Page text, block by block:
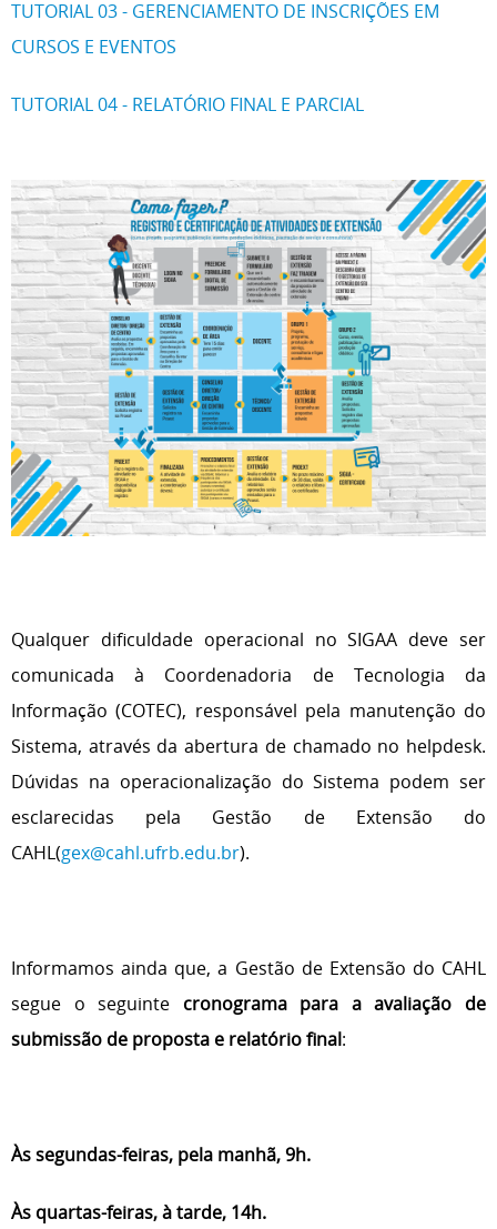
TUTORIAL 03 - GERENCIAMENTO DE INSCRIÇÕES EM
CURSOS E EVENTOS
TUTORIAL 04 - RELATÓRIO FINAL E PARCIAL
Qualquer dificuldade operacional no SIGAA deve ser
comunicada à Coordenadoria de Tecnologia da
Informação (COTEC), responsável pela manutenção do
Sistema, através da abertura de chamado no helpdesk.
Dúvidas na operacionalização do Sistema podem ser
esclarecidas pela Gestão de Extensão do
CAHL(gex@cahl.ufrb.edu.br).
Informamos ainda que, a Gestão de Extensão do CAHL
segue o seguinte cronograma para a avaliação de
submissão de proposta e relatório final:
Às segundas-feiras, pela manhã, 9h.
Às quartas-feiras, à tarde, 14h.